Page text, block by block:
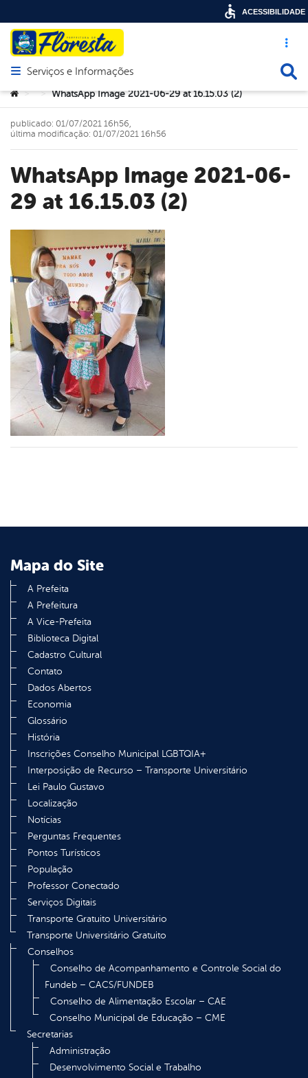
Acesso
Abrir menu principal de navegação
Serviços e Informações
Você está aqui:
> > WhatsApp Image 2021-06-29 at 16.15.03 (2)
WhatsApp Image 2021-06-
29 at 16.15.03 (2)
publicado: 01/07/2021 16h56,
última modificação: 01/07/2021 16h56
Mapa do Site
A Prefeita
A Prefeitura
A Vice-Prefeita
Biblioteca Digital
Cadastro Cultural
Contato
Dados Abertos
Economia
Glossário
História
Inscrições Conselho Municipal LGBTQIA+
Interposição de Recurso – Transporte Universitário
Lei Paulo Gustavo
Localização
Notícias
Perguntas Frequentes
Pontos Turísticos
População
Professor Conectado
Serviços Digitais
Transporte Gratuito Universitário
Transporte Universitário Gratuito
Conselhos
Conselho de Acompanhamento e Controle Social do
Fundeb – CACS/FUNDEB
Conselho de Alimentação Escolar – CAE
Conselho Municipal de Educação – CME
Secretarias
Administração
Desenvolvimento Social e Trabalho
ACESSIBILIDADE